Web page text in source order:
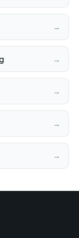
→
→
→
→
→